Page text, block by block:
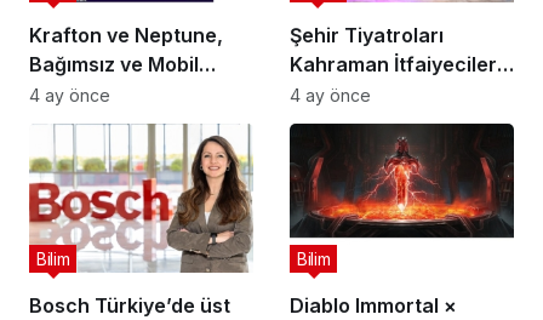
Krafton ve Neptune,
Bağımsız ve Mobil
Oyun Geliştiricileri İçin
5 Milyon Dolarlık
Küresel Oyun
Yarışmasını Başlattı
4 ay önce
Şehir Tiyatroları
Kahraman İtfaiyecilerin
Hikayesini “İtfaiyecinin
Sırrı” Oyunuyla
Anlatıyor
4 ay önce
Bosch Türkiye’de üst
Bilim
Diablo Immortal ×
Bilim